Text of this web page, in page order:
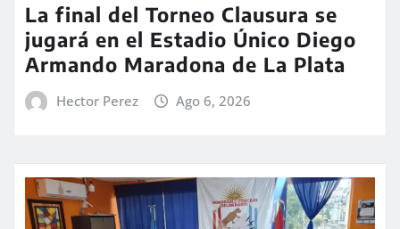
La final del Torneo Clausura se
jugará en el Estadio Único Diego
Armando Maradona de La Plata
Hector Perez Ago 6, 2026